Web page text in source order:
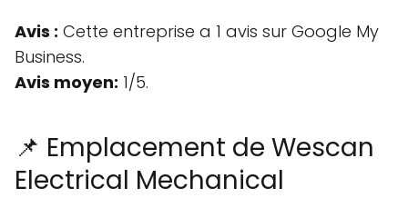
Avis : Cette entreprise a 1 avis sur Google My
Business.
Avis moyen: 1/5.
📌 Emplacement de Wescan
Electrical Mechanical